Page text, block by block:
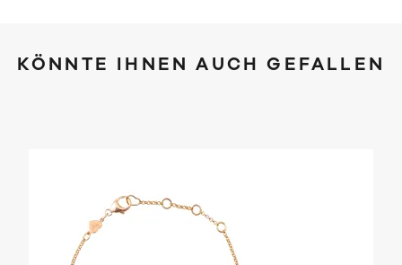
KÖNNTE IHNEN AUCH GEFALLEN